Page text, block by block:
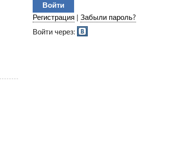
Регистрация | Забыли пароль?
Войти через: